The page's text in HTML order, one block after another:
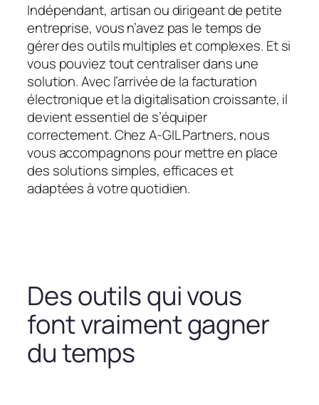
Indépendant, artisan ou dirigeant de petite
entreprise, vous n’avez pas le temps de
gérer des outils multiples et complexes. Et si
vous pouviez tout centraliser dans une
solution. Avec l’arrivée de la facturation
électronique et la digitalisation croissante, il
devient essentiel de s’équiper
correctement. Chez A-GIL Partners, nous
vous accompagnons pour mettre en place
des solutions simples, efficaces et
adaptées à votre quotidien.
Des outils qui vous
font vraiment gagner
du temps